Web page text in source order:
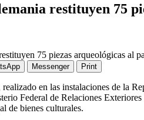
restituyen 75
Messenger Print
en las instalaciones de la
Federal de Relaciones
de bienes culturales.